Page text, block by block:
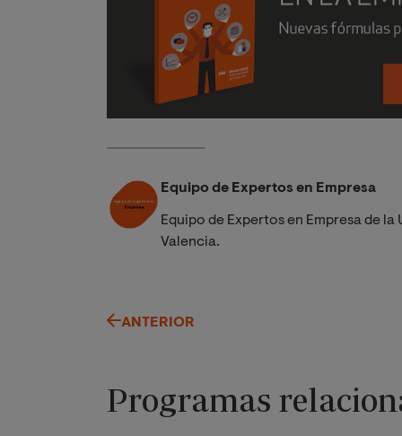
Equipo de Expertos en Empresa
Equipo de Expertos en Empresa de
Valencia.
ANTERIOR
Programas